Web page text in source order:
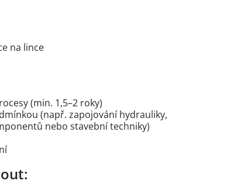
na lince
(min. 1,5–2 roky)
(např. zapojování hydrauliky,
nebo stavební techniky)